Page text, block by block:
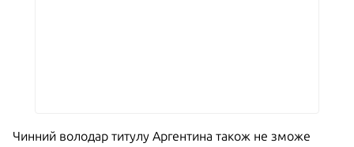
Чинний володар титулу Аргентина також не зможе